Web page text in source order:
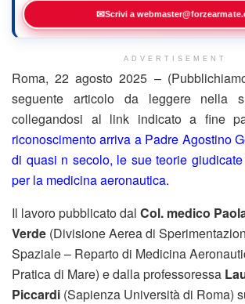
✉Scrivi a
ADVERTISEMENT
Roma, 22 agosto 2025 –
seguente articolo da leggere nella
collegandosi al link indicato a fine
riconoscimento arriva a Padre Agostino
di quasi n secolo, le sue teorie
per la medicina aeronautica.
Il lavoro pubblicato dal Col. medico
Verde (Divisione Aerea di
Spaziale – Reparto di Medicina
Pratica di Mare) e dalla professoressa
Piccardi (Sapienza Università di Roma)